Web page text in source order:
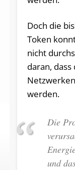
Doch die
Token
nicht
daran,
werden.
Die
und